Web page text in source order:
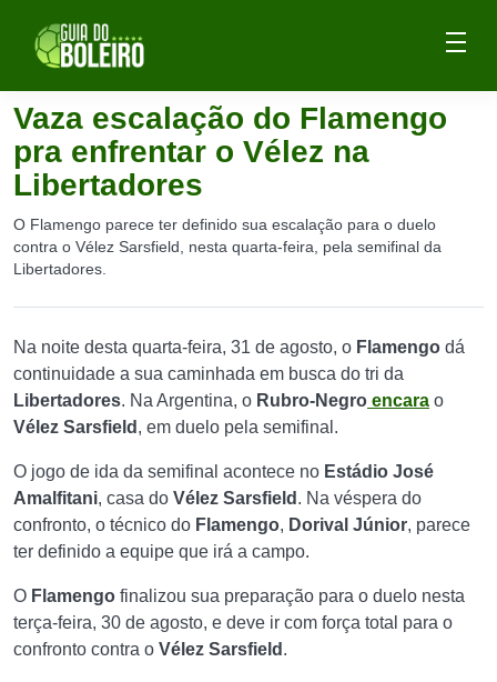
Vaza escalação do Flamengo
pra enfrentar o Vélez na
Libertadores
O Flamengo parece ter definido sua escalação para o duelo
contra o Vélez Sarsfield, nesta quarta-feira, pela semifinal da
Libertadores.
Na noite desta quarta-feira, 31 de agosto, o Flamengo dá
continuidade a sua caminhada em busca do tri da
Libertadores. Na Argentina, o Rubro-Negro encara o
Vélez Sarsfield , em duelo pela semifinal.
O jogo de ida da semifinal acontece no Estádio José
Amalfitani, casa do Vélez Sarsfield . Na véspera do
confronto, o técnico do Flamengo, Dorival Júnior, parece
ter definido a equipe que irá a campo.
O Flamengo finalizou sua preparação para o duelo nesta
terça-feira, 30 de agosto, e deve ir com força total para o
confronto contra o Vélez Sarsfield .